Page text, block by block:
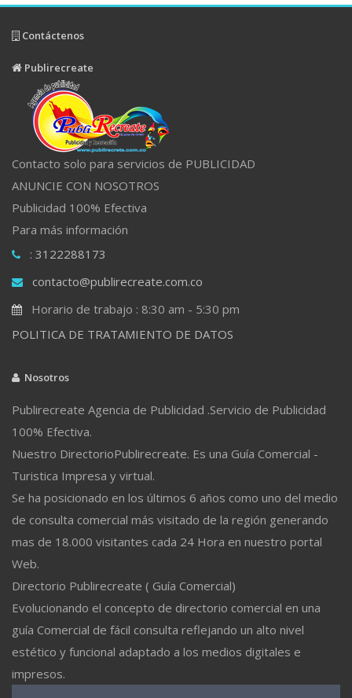
Contáctenos
Publirecreate
Contacto solo para servicios de PUBLICIDAD
ANUNCIE CON NOSOTROS
Publicidad 100% Efectiva
Para más información
: 3122288173
contacto@publirecreate.com.co
Horario de trabajo : 8:30 am - 5:30 pm
POLITICA DE TRATAMIENTO DE DATOS
Nosotros
Publirecreate Agencia de Publicidad .Servicio de Publicidad
100% Efectiva.
Nuestro DirectorioPublirecreate. Es una Guía Comercial -
Turistica Impresa y virtual.
Se ha posicionado en los últimos 6 años como uno del medio
de consulta comercial más visitado de la región generando
mas de 18.000 visitantes cada 24 Hora en nuestro portal
Web.
Directorio Publirecreate ( Guía Comercial)
Evolucionando el concepto de directorio comercial en una
guía Comercial de fácil consulta reflejando un alto nivel
estético y funcional adaptado a los medios digitales e
impresos.